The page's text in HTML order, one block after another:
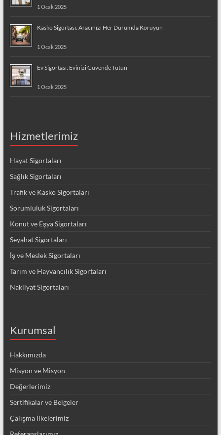
1 Ocak 2025
Kasko Sigortası: Aracınızı Her Durumda Koruyun
1 Ocak 2025
Ev Sigortası: Evinizi Güvende Tutun
1 Ocak 2025
Hizmetlerimiz
Hayat Sigortaları
Sağlık Sigortaları
Trafik ve Kasko Sigortaları
Sorumluluk Sigortaları
Konut ve Eşya Sigortaları
Seyahat Sigortaları
İş ve Meslek Sigortaları
Tarım ve Hayvancılık Sigortaları
Nakliyat Sigortaları
Kurumsal
Hakkımızda
Misyon ve Misyon
Değerlerimiz
Sertifikalar ve Belgeler
Çalışma İlkelerimiz